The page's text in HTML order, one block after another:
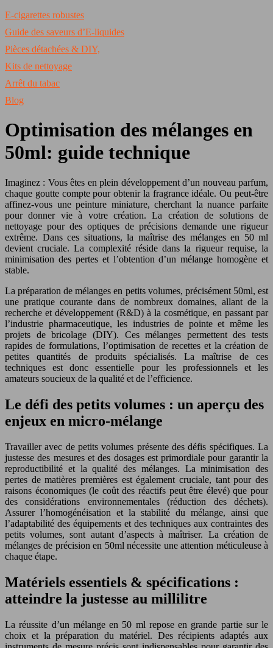
E-cigarettes robustes
Guide des saveurs d’E-liquides
Pièces détachées & DIY,
Kits de nettoyage
Arrêt du tabac
Blog
Optimisation des mélanges en
50ml: guide technique
Imaginez : Vous êtes en plein développement d’un nouveau parfum,
chaque goutte compte pour obtenir la fragrance idéale. Ou peut-être
affinez-vous une peinture miniature, cherchant la nuance parfaite
pour donner vie à votre création. La création de solutions de
nettoyage pour des optiques de précisions demande une rigueur
extrême. Dans ces situations, la maîtrise des mélanges en 50 ml
devient cruciale. La complexité réside dans la rigueur requise, la
minimisation des pertes et l’obtention d’un mélange homogène et
stable.
La préparation de mélanges en petits volumes, précisément 50ml, est
une pratique courante dans de nombreux domaines, allant de la
recherche et développement (R&D) à la cosmétique, en passant par
l’industrie pharmaceutique, les industries de pointe et même les
projets de bricolage (DIY). Ces mélanges permettent des tests
rapides de formulations, l’optimisation de recettes et la création de
petites quantités de produits spécialisés. La maîtrise de ces
techniques est donc essentielle pour les professionnels et les
amateurs soucieux de la qualité et de l’efficience.
Le défi des petits volumes : un aperçu des
enjeux en micro-mélange
Travailler avec de petits volumes présente des défis spécifiques. La
justesse des mesures et des dosages est primordiale pour garantir la
reproductibilité et la qualité des mélanges. La minimisation des
pertes de matières premières est également cruciale, tant pour des
raisons économiques (le coût des réactifs peut être élevé) que pour
des considérations environnementales (réduction des déchets).
Assurer l’homogénéisation et la stabilité du mélange, ainsi que
l’adaptabilité des équipements et des techniques aux contraintes des
petits volumes, sont autant d’aspects à maîtriser. La création de
mélanges de précision en 50ml nécessite une attention méticuleuse à
chaque étape.
Matériels essentiels & spécifications :
atteindre la justesse au millilitre
La réussite d’un mélange en 50 ml repose en grande partie sur le
choix et la préparation du matériel. Des récipients adaptés aux